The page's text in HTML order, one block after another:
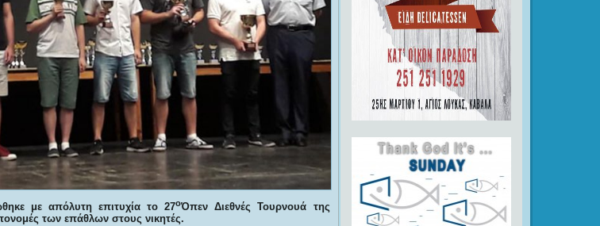
με απόλυτη επιτυχία το 27οΌπεν Διεθνές Τουρνουά της
των επάθλων στους νικητές.